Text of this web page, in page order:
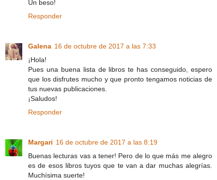
Un beso!
Responder
Galena 16 de octubre de 2017 a las 7:33
¡Hola!
Pues una buena lista de libros te has conseguido, espero
que los disfrutes mucho y que pronto tengamos noticias de
tus nuevas publicaciones.
¡Saludos!
Responder
Margari 16 de octubre de 2017 a las 8:19
Buenas lecturas vas a tener! Pero de lo que más me alegro
es de esos libros tuyos que te van a dar muchas alegrías.
Muchísima suerte!